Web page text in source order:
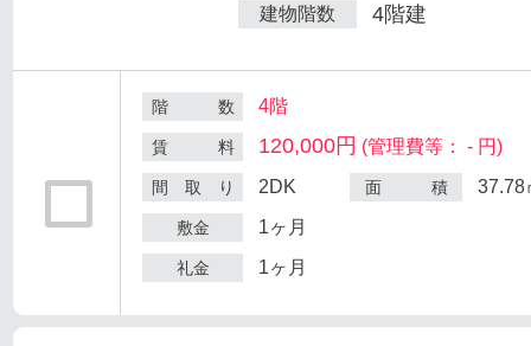
建物階数 4階建
階 数 4階
賃 料 120,000円 (管理費等： - 円)
間 取 り 2DK 面 積 37.78
敷金 1ヶ月
礼金 1ヶ月